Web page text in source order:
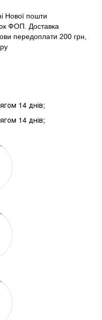
Нової пошти
ФОП
Доставка
передоплати 200 грн,
14 днів;
14 днів;